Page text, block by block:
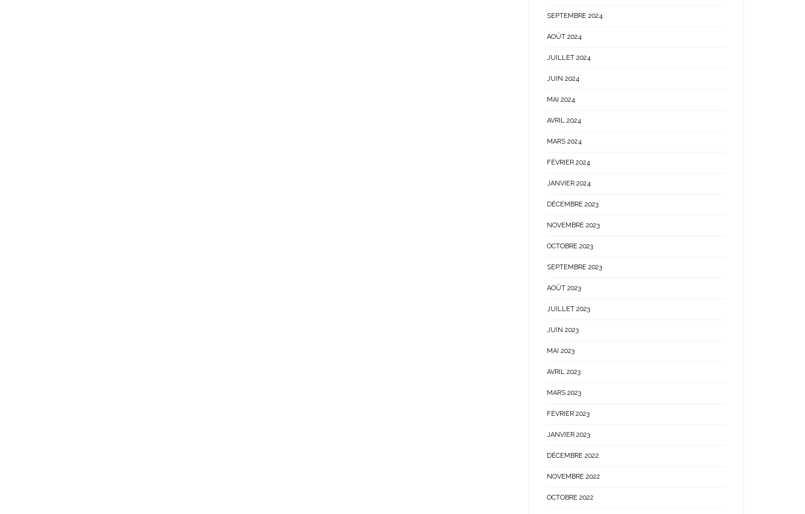
SEPTEMBRE 2024
AOÛT 2024
JUILLET 2024
JUIN 2024
MAI 2024
AVRIL 2024
MARS 2024
FÉVRIER 2024
JANVIER 2024
DÉCEMBRE 2023
NOVEMBRE 2023
OCTOBRE 2023
SEPTEMBRE 2023
AOÛT 2023
JUILLET 2023
JUIN 2023
MAI 2023
AVRIL 2023
MARS 2023
FÉVRIER 2023
JANVIER 2023
DÉCEMBRE 2022
NOVEMBRE 2022
OCTOBRE 2022